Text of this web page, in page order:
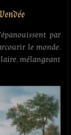
par
le monde.
mélangeant